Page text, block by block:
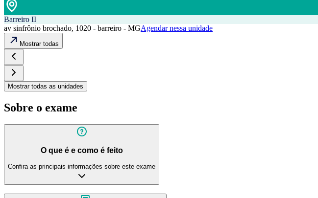
Barreiro II
av sinfrônio brochado, 1020 - barreiro - MGAgendar nessa unidade
Mostrar todas
Mostrar todas as unidades
Sobre o exame
O que é e como é feito
Confira as principais informações sobre este exame